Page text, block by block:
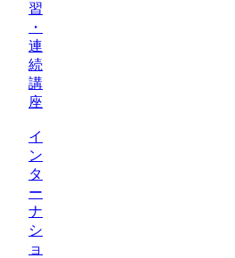
習
・
連
続
講
座
イ
ン
タ
ー
ナ
シ
ョ